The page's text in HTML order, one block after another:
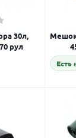
30л,
рул
Есть